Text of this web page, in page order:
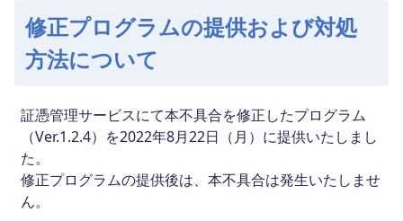
修正プログラムの提供および対処
方法について
証憑管理サービスにて本不具合を修正したプログラム
（Ver.1.2.4）を2022年8月22日（月）に提供いたしまし
た。
修正プログラムの提供後は、本不具合は発生いたしませ
ん。